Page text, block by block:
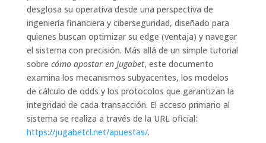
desglosa su operativa desde una perspectiva de
ingeniería financiera y ciberseguridad, diseñado para
quienes buscan optimizar su edge (ventaja) y navegar
el sistema con precisión. Más allá de un simple tutorial
sobre cómo apostar en Jugabet, este documento
examina los mecanismos subyacentes, los modelos
de cálculo de odds y los protocolos que garantizan la
integridad de cada transacción. El acceso primario al
sistema se realiza a través de la URL oficial:
https://jugabetcl.net/apuestas/.